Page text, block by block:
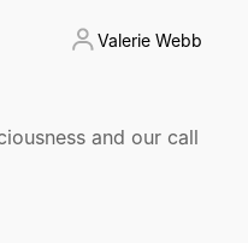
Valerie Webb
and our call